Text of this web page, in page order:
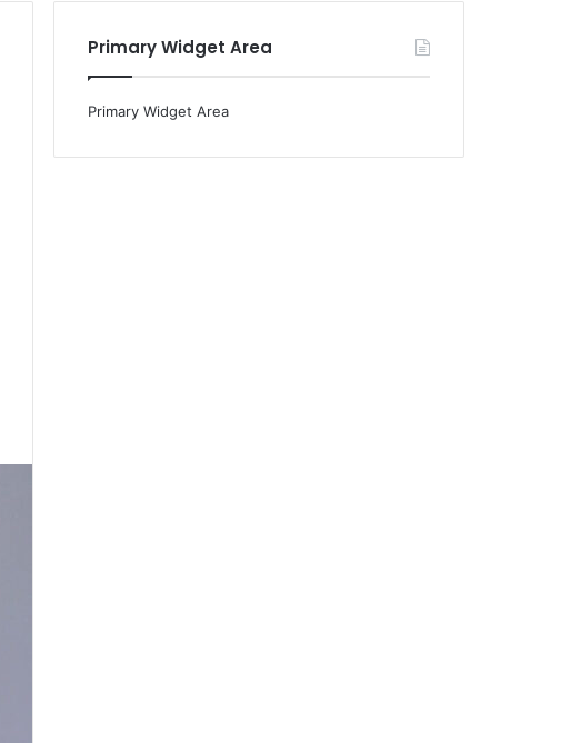
Primary Widget Area
Primary Widget Area